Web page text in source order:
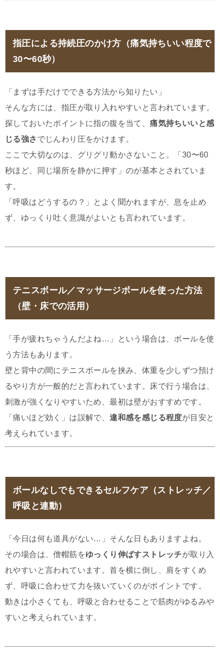
指圧による持続圧のかけ方（痛気持ちいい程度で
30〜60秒）
「まずは手だけでできる方法から知りたい」
そんな方には、指圧が取り入れやすいと言われています。
探しておいたポイントに指の腹を当て、痛気持ちいいと感
じる強さ でじんわり圧をかけます。
ここで大切なのは、グリグリ動かさないこと。「30〜60
秒ほど、同じ場所を静かに押す」のが基本とされていま
す。
「呼吸はどうするの？」とよく聞かれますが、息を止め
ず、ゆっくり吐く意識がよいとも言われています。
テニスボール／マッサージボールを使った方法
（壁・床での活用）
「手が疲れちゃうんだよね…」という場合は、ボールを使
う方法もあります。
壁と背中の間にテニスボールを挟み、体重を少しずつ預け
るやり方が一般的だと言われています。床で行う場合は、
刺激が強くなりやすいため、最初は壁がおすすめです。
「痛いほど効く」は誤解で、違和感を感じる程度が目安と
考えられています。
ボールなしでもできるセルフケア（ストレッチ／
呼吸と連動）
「今日は何も道具がない…」そんな日もありますよね。
その場合は、僧帽筋をゆっくり伸ばすストレッチが取り入
れやすいと言われています。首を横に倒し、肩をすくめ
ず、呼吸に合わせて力を抜いていくのがポイントです。
動きは小さくても、呼吸と合わせることで筋肉がゆるみや
すいと考えられています。